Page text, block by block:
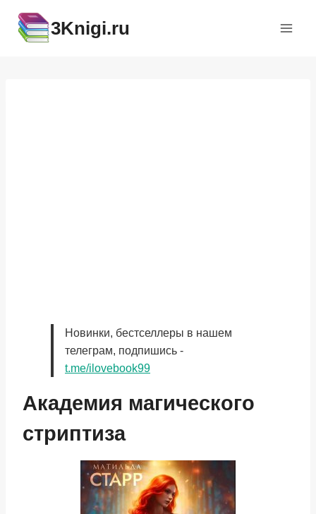
содержимому
3Knigi.ru
Новинки, бестселлеры в нашем
телеграм, подпишись -
t.me/ilovebook99
Академия магического
стриптиза